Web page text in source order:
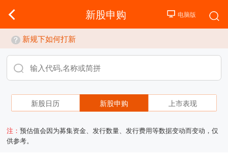
新股申购
新规下如何打新
新股日历 新股申购 上市表现
注：预估值会因为募集资金、发行数量、发行费用等数据变动而变动，仅
供参考。